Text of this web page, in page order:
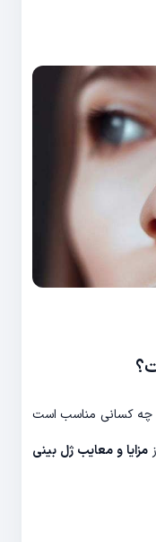
چه کسانی مناسب است
مزایا و معایب ژل بینی